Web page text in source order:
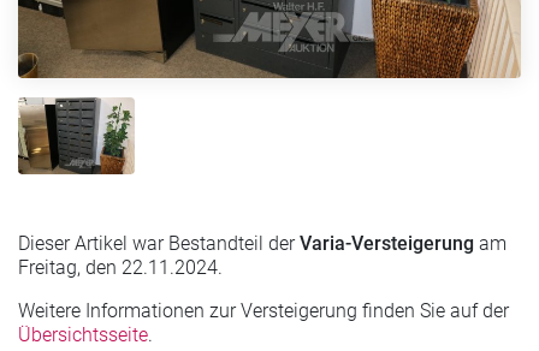
Dieser Artikel war Bestandteil derVaria-Versteigerung am
Freitag, den 22.11.2024.
Weitere Informationen zur Versteigerung finden Sie auf der
Übersichtsseite.